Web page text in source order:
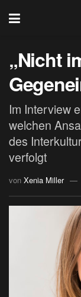
„Nicht
Im Interview
welchen
des
verfolgt
von Xenia Miller